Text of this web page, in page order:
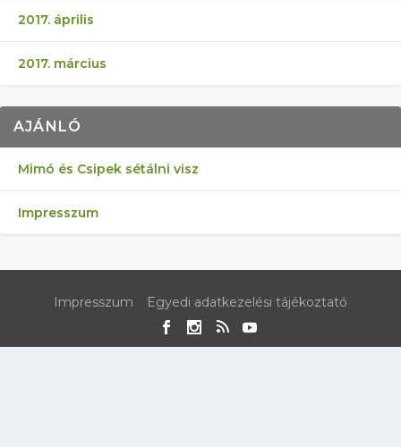
2017. április
2017. március
AJÁNLÓ
Mimó és Csipek sétálni visz
Impresszum
Impresszum Egyedi adatkezelési tájékoztató